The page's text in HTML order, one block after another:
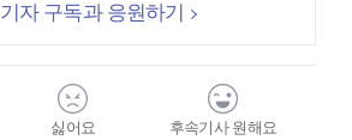
기자 구독과 응원하기
싫어요
후속기사 원해요